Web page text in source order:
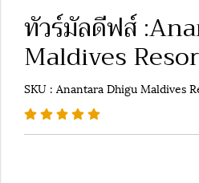
ทัวร์มัลดีฟส์
Maldives
SKU : Anantara Dhigu Maldives